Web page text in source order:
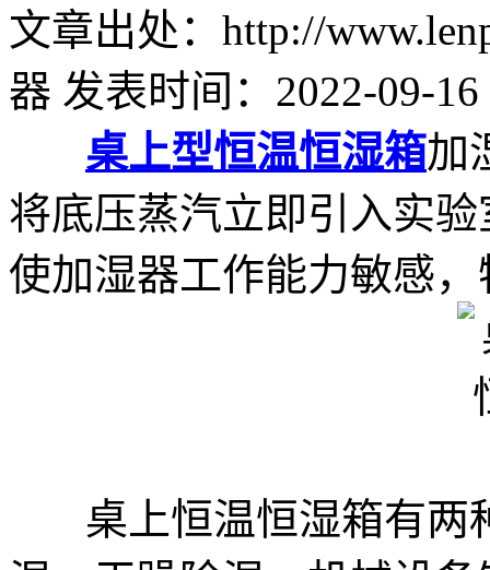
文章出处：http://
器 发表时间：2022-09-16
桌上型恒温恒湿箱加
将底压蒸汽立即引入实
使加湿器工作能力敏感
桌上恒温恒湿箱有两